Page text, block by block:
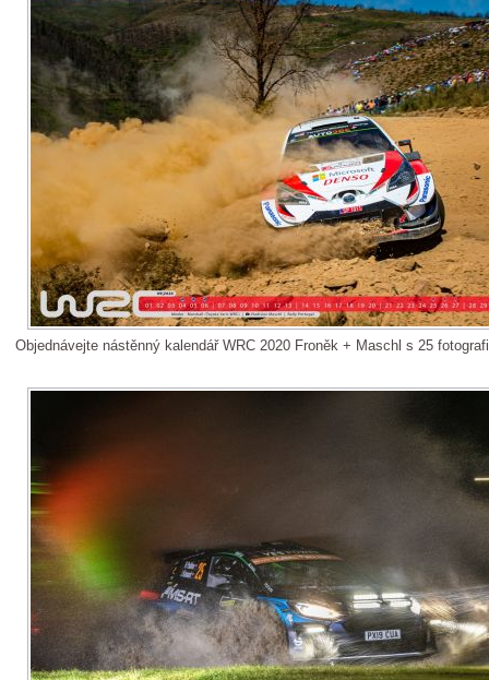
Objednávejte nástěnný kalendář WRC 2020 Froněk + Maschl s 25